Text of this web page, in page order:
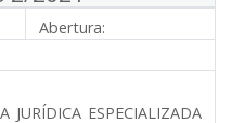
Abertura:
JURÍDICA ESPECIALIZADA